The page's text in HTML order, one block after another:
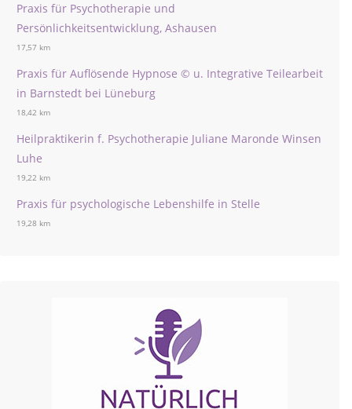
Praxis für Psychotherapie und
Persönlichkeitsentwicklung, Ashausen
17,57 km
Praxis für Auflösende Hypnose © u. Integrative Teilearbeit
in Barnstedt bei Lüneburg
18,42 km
Heilpraktikerin f. Psychotherapie Juliane Maronde Winsen
Luhe
19,22 km
Praxis für psychologische Lebenshilfe in Stelle
19,28 km